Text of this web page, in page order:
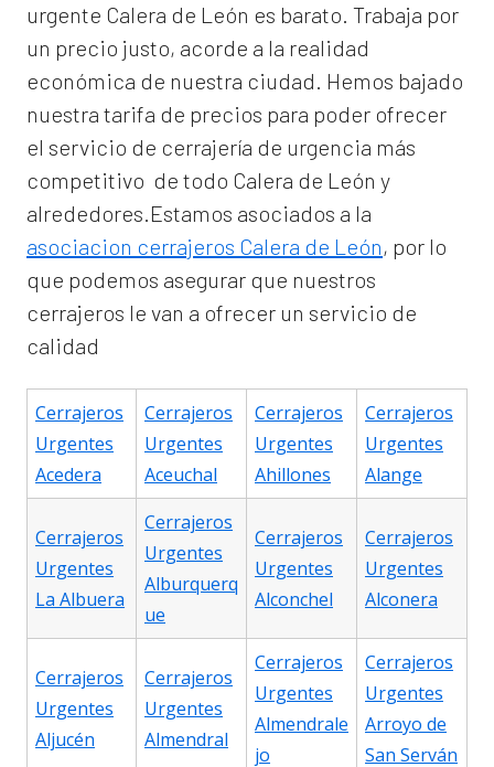
urgente Calera de León es barato. Trabaja por
un precio justo, acorde a la realidad
económica de nuestra ciudad. Hemos bajado
nuestra tarifa de precios para poder ofrecer
el servicio de cerrajería de urgencia más
competitivo de todo Calera de León y
alrededores.Estamos asociados a la
asociacion cerrajeros Calera de León, por lo
que podemos asegurar que nuestros
cerrajeros le van a ofrecer un servicio de
calidad
Cerrajeros
Urgentes
Acedera
Cerrajeros
Urgentes
Aceuchal
Cerrajeros
Urgentes
Ahillones
Cerrajeros
Urgentes
Alange
Cerrajeros
Urgentes
La Albuera
Cerrajeros
Urgentes
Alburquerq
ue
Cerrajeros
Urgentes
Alconchel
Cerrajeros
Urgentes
Alconera
Cerrajeros
Urgentes
Aljucén
Cerrajeros
Urgentes
Almendral
Cerrajeros
Urgentes
Almendrale
jo
Cerrajeros
Urgentes
Arroyo de
San Serván